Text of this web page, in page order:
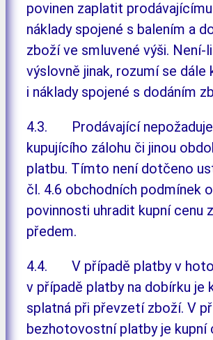
povinen zaplatit
náklady spojené s balením a
zboží ve smluvené výši. Není-
výslovně jinak, rozumí se dále
i náklady spojené s dodáním
4.3. Prodávající
kupujícího zálohu či jinou
platbu. Tímto není dotčeno
čl. 4.6 obchodních podmínek
povinnosti uhradit kupní cenu
předem.
4.4. V případě platby v
v případě platby na dobírku je
splatná při převzetí zboží. V
bezhotovostní platby je kupní